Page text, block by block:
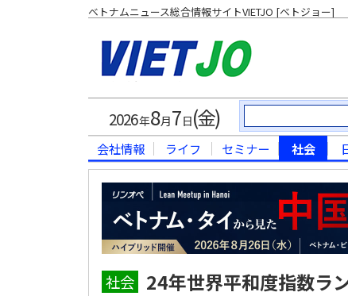
ベトナムニュース総合情報サイトVIETJO [ベトジョー]
2026年8月7 日(金)
会社情報 ライフ セミナー 社会
社会 24年世界平和度指数ラ